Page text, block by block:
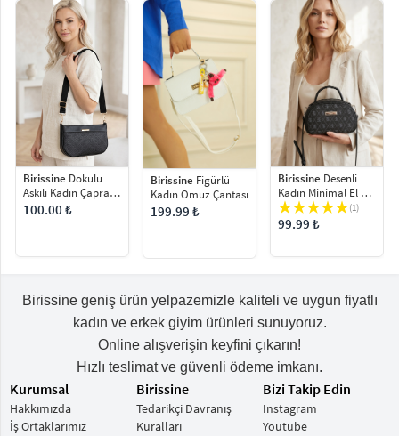
Birissine Dokulu
Askılı Kadın Çapraz
Çanta
100.00 ₺
Birissine Figürlü
Kadın Omuz Çantası
199.99 ₺
Birissine Desenli
Kadın Minimal El ve
Omuz Çantası (1)
99.99 ₺
Birissine geniş ürün yelpazemizle kaliteli ve uygun fiyatlı
kadın ve erkek giyim ürünleri sunuyoruz.
Online alışverişin keyfini çıkarın!
Hızlı teslimat ve güvenli ödeme imkanı.
Kurumsal
Hakkımızda
İş Ortaklarımız
Birissine
Tedarikçi Davranış
Kuralları
Bizi Takip Edin
Instagram
Youtube